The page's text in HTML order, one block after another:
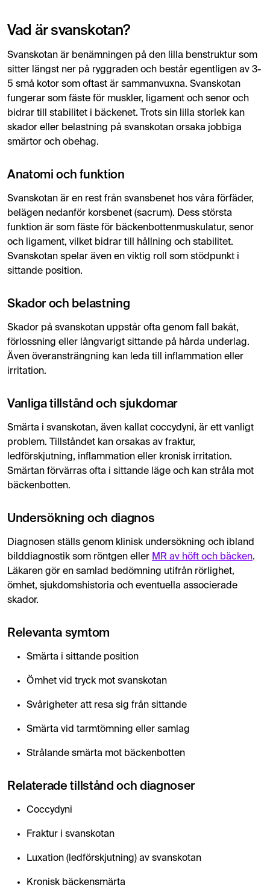
Undersökning görs genom klinisk bedömning och
Vad är svanskotan?
Svanskotan är benämningen på den lilla benstruktur som
sitter längst ner på ryggraden och består egentligen av 3-
5 små kotor som oftast är sammanvuxna. Svanskotan
fungerar som fäste för muskler, ligament och senor och
bidrar till stabilitet i bäckenet. Trots sin lilla storlek kan
skador eller belastning på svanskotan orsaka jobbiga
smärtor och obehag.
Anatomi och funktion
Svanskotan är en rest från svansbenet hos våra förfäder,
belägen nedanför korsbenet (sacrum). Dess största
funktion är som fäste för bäckenbottenmuskulatur, senor
och ligament, vilket bidrar till hållning och stabilitet.
Svanskotan spelar även en viktig roll som stödpunkt i
sittande position.
Skador och belastning
Skador på svanskotan uppstår ofta genom fall bakåt,
förlossning eller långvarigt sittande på hårda underlag.
Även överansträngning kan leda till inflammation eller
irritation.
Vanliga tillstånd och sjukdomar
Smärta i svanskotan, även kallat coccydyni, är ett vanligt
problem. Tillståndet kan orsakas av fraktur,
ledförskjutning, inflammation eller kronisk irritation.
Smärtan förvärras ofta i sittande läge och kan stråla mot
bäckenbotten.
Undersökning och diagnos
Diagnosen ställs genom klinisk undersökning och ibland
bilddiagnostik som röntgen eller MR av höft och bäcken.
Läkaren gör en samlad bedömning utifrån rörlighet,
ömhet, sjukdomshistoria och eventuella associerade
skador.
Relevanta symtom
Smärta i sittande position
Ömhet vid tryck mot svanskotan
Svårigheter att resa sig från sittande
Smärta vid tarmtömning eller samlag
Strålande smärta mot bäckenbotten
Relaterade tillstånd och diagnoser
Coccydyni
Fraktur i svanskotan
Luxation (ledförskjutning) av svanskotan
Kronisk bäckensmärta